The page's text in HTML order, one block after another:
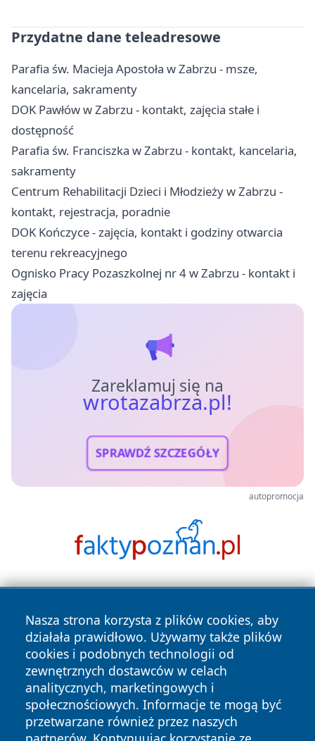
Przydatne dane teleadresowe
Parafia św. Macieja Apostoła w Zabrzu - msze,
kancelaria, sakramenty
DOK Pawłów w Zabrzu - kontakt, zajęcia stałe i
dostępność
Parafia św. Franciszka w Zabrzu - kontakt, kancelaria,
sakramenty
Centrum Rehabilitacji Dzieci i Młodzieży w Zabrzu -
kontakt, rejestracja, poradnie
DOK Kończyce - zajęcia, kontakt i godziny otwarcia
terenu rekreacyjnego
Ognisko Pracy Pozaszkolnej nr 4 w Zabrzu - kontakt i
zajęcia
Zareklamuj się na
wrotazabrza.pl!
SPRAWDŹ SZCZEGÓŁY
autopromocja
Nasza strona korzysta z plików cookies, aby
działała prawidłowo. Używamy także plików
cookies i podobnych technologii od
zewnętrznych dostawców w celach
analitycznych, marketingowych i
społecznościowych. Informacje te mogą być
przetwarzane również przez naszych
Copyright © 2026 wrotazabrza.pl Wszystkie prawa
zastrzeżone.